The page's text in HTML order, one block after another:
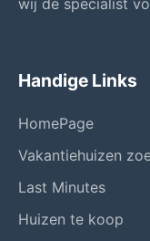
wij de specialist
Handige Links
HomePage
Vakantiehuizen
Last Minutes
Huizen te koop